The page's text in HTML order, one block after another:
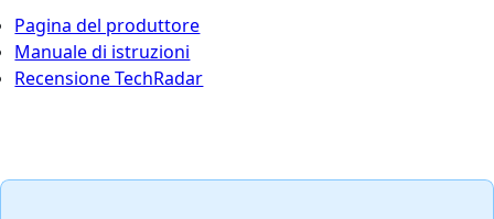
Pagina del produttore
Manuale di istruzioni
Recensione TechRadar